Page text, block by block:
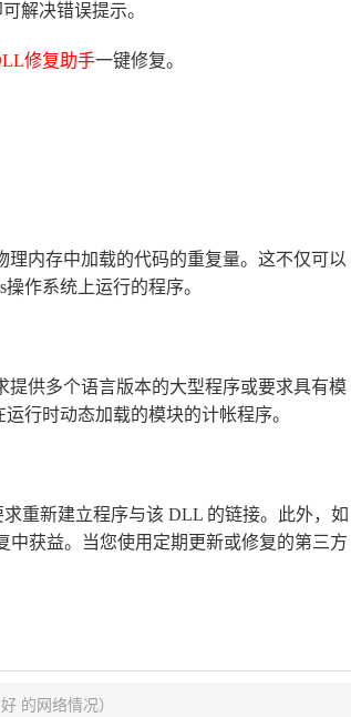
解决错误提示。
修复助手一键修复。
内存中加载的代码的重复量。这不仅可以
作系统上运行的程序。
供多个语言版本的大型程序或要求具有模
行时动态加载的模块的计帐程序。
重新建立程序与该 DLL 的链接。此外，如
获益。当您使用定期更新或修复的第三方
的网络情况）